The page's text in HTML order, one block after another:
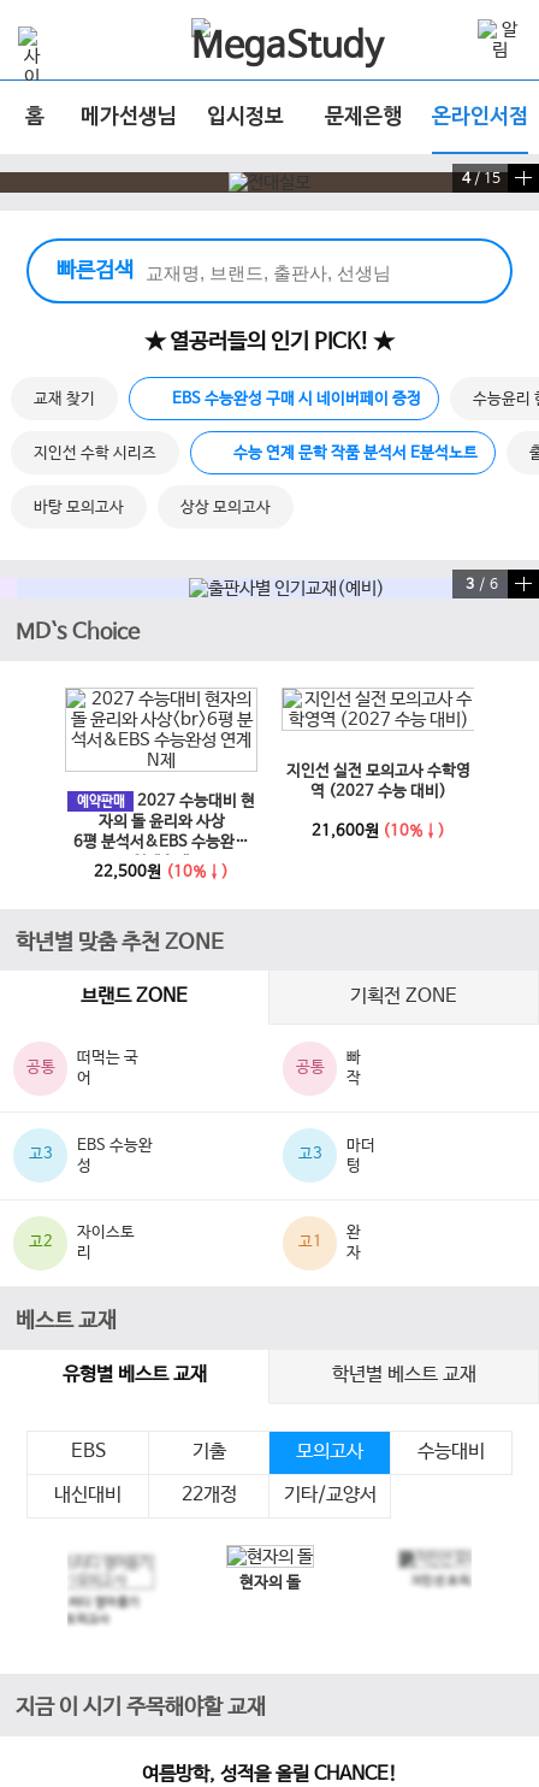
홈 메가선생님 입시정보 문제은행 온라인서점
4/ 15
빠른검색
빠른 검색 실행
★ 열공러들의 인기 PICK! ★
교재 찾기 EBS 수능완성 구매 시 네이버페이 증정 수능윤리
지인선 수학 시리즈 수능 연계 문학 작품 분석서 E분석노트
바탕 모의고사 상상 모의고사
4/ 6
MD`s Choice
예약판매
2027 수능대비 현
자의 돌 윤리와 사상
6평 분석서&EBS 수능완성
연계 N제
22,500원 (10%↓)
지인선 실전 모의고사 수학영
역 (2027 수능 대비)
21,600원 (10%↓)
이전 슬라이드 다음 슬라이드
학년별 맞춤 추천 ZONE
브랜드 ZONE 기획전 ZONE
공통
떠먹는 국
어
공통
빠
작
고3
EBS 수능완
성
고3
마더
텅
고2
자이스토
리
고1
완
자
베스트 교재
유형별 베스트 교재 학년별 베스트 교재
EBS 기출 모의고사
수능대비
내신대비
22개정 기타/교양서
메가스터디 영어듣기
모의고사
현자의 돌 지인선 모의고사
이전 슬라이드
지금 이 시기 주목해야할 교재
여름방학, 성적을 올릴 CHANCE!